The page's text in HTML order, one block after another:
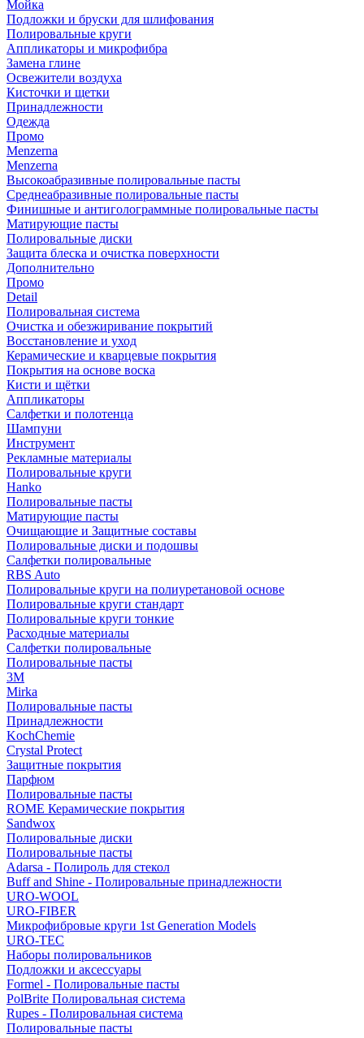
Мойка
Подложки и бруски для шлифования
Полировальные круги
Аппликаторы и микрофибра
Замена глине
Освежители воздуха
Кисточки и щетки
Принадлежности
Одежда
Промо
Menzerna
Menzerna
Высокоабразивные полировальные пасты
Среднеабразивные полировальные пасты
Финишные и антиголограммные полировальные пасты
Матирующие пасты
Полировальные диски
Защита блеска и очистка поверхности
Дополнительно
Промо
Detail
Полировальная система
Очистка и обезжиривание покрытий
Восстановление и уход
Керамические и кварцевые покрытия
Покрытия на основе воска
Кисти и щётки
Аппликаторы
Салфетки и полотенца
Шампуни
Инструмент
Рекламные материалы
Полировальные круги
Hanko
Полировальные пасты
Матирующие пасты
Очищающие и Защитные составы
Полировальные диски и подошвы
Салфетки полировальные
RBS Auto
Полировальные круги на полиуретановой основе
Полировальные круги стандарт
Полировальные круги тонкие
Расходные материалы
Салфетки полировальные
Полировальные пасты
3М
Mirka
Полировальные пасты
Принадлежности
KochChemie
Crystal Protect
Защитные покрытия
Парфюм
Полировальные пасты
ROME Керамические покрытия
Sandwox
Полировальные диски
Полировальные пасты
Adarsa - Полироль для стекол
Buff and Shine - Полировальные принадлежности
URO-WOOL
URO-FIBER
Микрофибровые круги 1st Generation Models
URO-TEC
Наборы полировальников
Подложки и аксессуары
Formel - Полировальные пасты
PolBrite Полировальная система
Rupes - Полировальная система
Полировальные пасты